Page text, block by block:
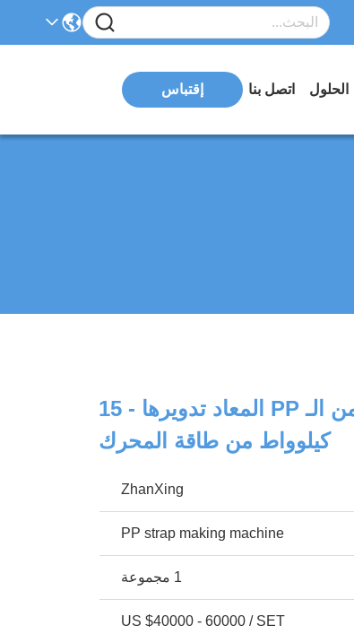
الحلول اتصل بنا إقتباس
آلة تصنيع الشرائط من الـ PP المعاد تدويرها - 15
كيلوواط من طاقة المحرك
ZhanXing
PP strap making machine
1 مجموعة
US $40000 - 60000 / SET